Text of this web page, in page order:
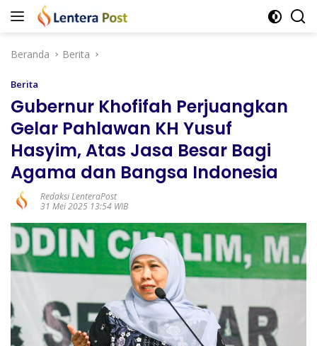
Langsung
Beranda
Berita
Berita
Gubernur Khofifah Perjuangkan
Gelar Pahlawan KH Yusuf
Hasyim, Atas Jasa Besar Bagi
Agama dan Bangsa Indonesia
Redaksi LenteraPost
31 Mei 2025 13:54 WIB